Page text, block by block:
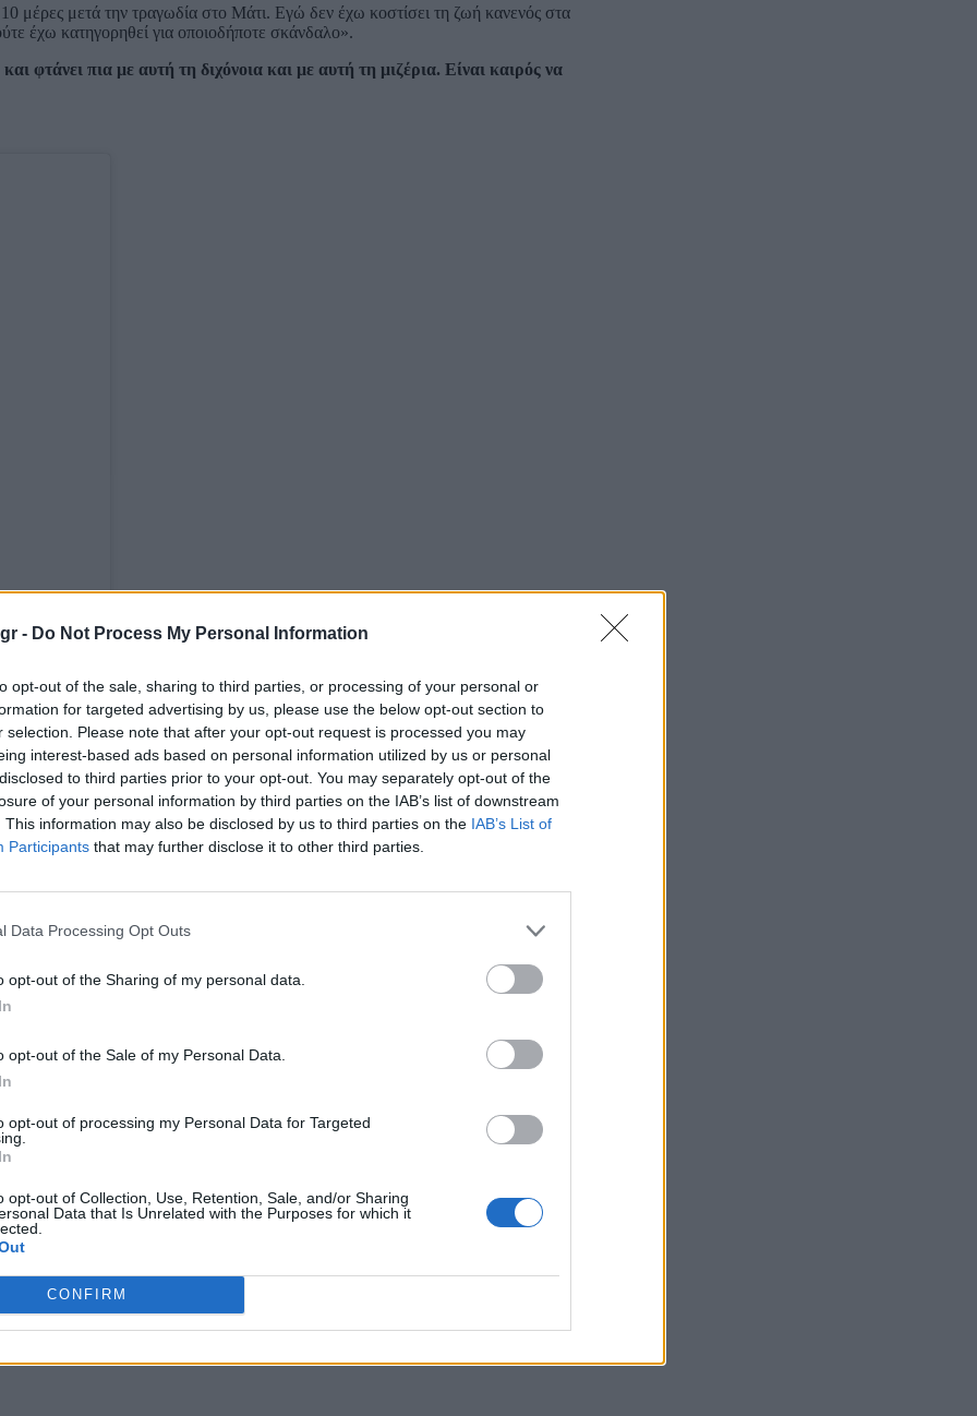
- Do Not Process My Personal Information
opt-out of the sale, sharing to third parties, or processing of your personal or
for targeted advertising by us, please use the below opt-out section to
selection. Please note that after your opt-out request is processed you may
interest-based ads based on personal information utilized by us or personal
to third parties prior to your opt-out. You may separately opt-out of the
of your personal information by third parties on the IAB’s list of downstream
This information may also be disclosed by us to third parties on the IAB’s List of
Participants that may further disclose it to other third parties.
Data Processing Opt Outs
opt-out of the Sharing of my personal data.
opt-out of the Sale of my Personal Data.
opt-out of processing my Personal Data for Targeted
opt-out of Collection, Use, Retention, Sale, and/or Sharing
Data that Is Unrelated with the Purposes for which it
CONFIRM
μέρες μετά την τραγωδία στο Μάτι. Εγώ δεν έχω κοστίσει τη ζωή κανενός στα
έχω κατηγορηθεί για οποιοδήποτε σκάνδαλο».
φτάνει πια με αυτή τη διχόνοια και με αυτή τη μιζέρια. Είναι καιρός να
Η δημοσίευση κοινοποιήθηκε από το χρήστη Stefanos Kasselakis (@skasselakis)